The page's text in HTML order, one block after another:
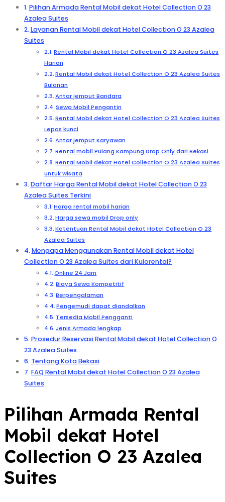
Pilihan Armada Rental Mobil dekat Hotel Collection O 23
Azalea Suites
Layanan Rental Mobil dekat Hotel Collection O 23 Azalea
Suites
Rental Mobil dekat Hotel Collection O 23 Azalea Suites
Harian
Rental Mobil dekat Hotel Collection O 23 Azalea Suites
Bulanan
Antar jemput Bandara
Sewa Mobil Pengantin
Rental Mobil dekat Hotel Collection O 23 Azalea Suites
Lepas kunci
Antar jemput Karyawan
Rental mobil Pulang Kampung Drop Only dari Bekasi
Rental Mobil dekat Hotel Collection O 23 Azalea Suites
untuk wisata
Daftar Harga Rental Mobil dekat Hotel Collection O 23
Azalea Suites Terkini
Harga rental mobil harian
Harga sewa mobil Drop only
Ketentuan Rental Mobil dekat Hotel Collection O 23
Azalea Suites
Mengapa Menggunakan Rental Mobil dekat Hotel
Collection O 23 Azalea Suites dari Kulorental?
Online 24 Jam
Biaya Sewa Kompetitif
Berpengalaman
Pengemudi dapat diandalkan
Tersedia Mobil Pengganti
Jenis Armada lengkap
Prosedur Reservasi Rental Mobil dekat Hotel Collection O
23 Azalea Suites
Tentang Kota Bekasi
FAQ Rental Mobil dekat Hotel Collection O 23 Azalea
Suites
Pilihan Armada Rental
Mobil dekat Hotel
Collection O 23 Azalea
Suites